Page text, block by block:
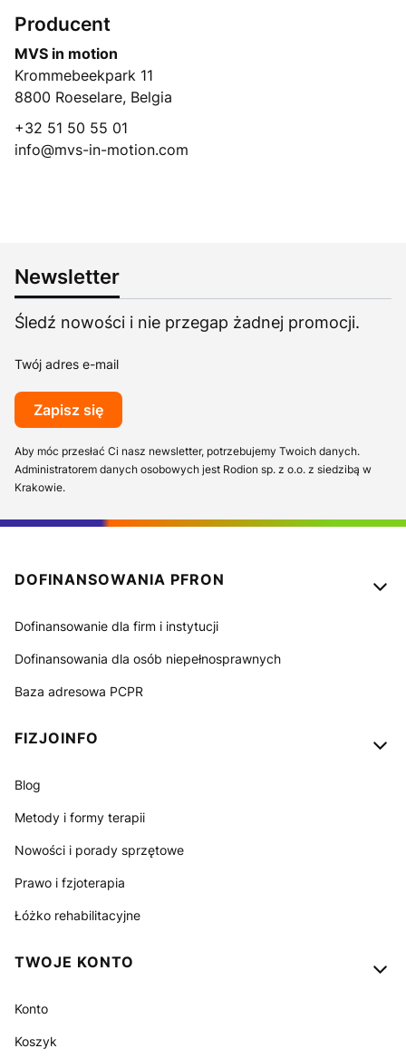
Producent
MVS in motion
Krommebeekpark 11
8800 Roeselare, Belgia
+32 51 50 55 01
info@mvs-in-motion.com
Newsletter
Śledź nowości i nie przegap żadnej promocji.
Twój adres e-mail
Zapisz się
Aby móc przesłać Ci nasz newsletter, potrzebujemy Twoich danych.
Administratorem danych osobowych jest Rodion sp. z o.o. z siedzibą w
Krakowie.
Linki w stopce
DOFINANSOWANIA PFRON
Dofinansowanie dla firm i instytucji
Dofinansowania dla osób niepełnosprawnych
Baza adresowa PCPR
FIZJOINFO
Blog
Metody i formy terapii
Nowości i porady sprzętowe
Prawo i fzjoterapia
Łóżko rehabilitacyjne
TWOJE KONTO
Konto
Koszyk